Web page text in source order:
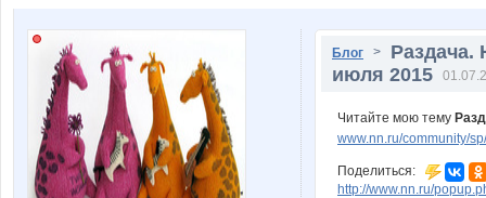
Блог > Раздача.
июля 2015
Читайте мою тему
www.nn.ru/community/
Поделиться:
http://www.nn.ru/